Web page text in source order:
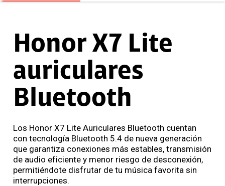
Honor X7 Lite
auriculares
Bluetooth
Los Honor X7 Lite Auriculares Bluetooth cuentan
con tecnología Bluetooth 5.4 de nueva generación
que garantiza conexiones más estables, transmisión
de audio eficiente y menor riesgo de desconexión,
permitiéndote disfrutar de tu música favorita sin
interrupciones.